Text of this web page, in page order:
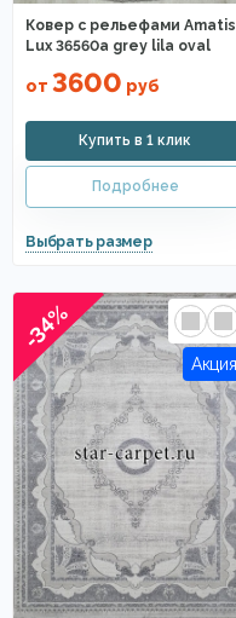
Ковер с рельефами Amatis
Lux 36560a grey lila oval
от 3600 руб
-34%